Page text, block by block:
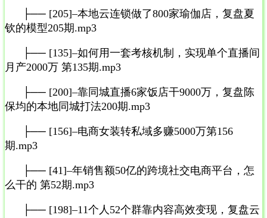
├── [205]–本地云连锁做了800家瑜伽店，复盘夏
钦的模型205期.mp3
├── [135]–如何用一套考核机制，实现单个直播间
月产2000万 第135期.mp3
├── [200]–靠同城直播6家饭店干9000万，复盘陈
保均的本地同城打法200期.mp3
├── [156]–电商女装转私域多赚5000万第156
期.mp3
├── [41]–年销售额50亿的跨境社交电商平台，怎
么干的 第52期.mp3
├── [198]–11个人52个群靠内容高效变现，复盘云